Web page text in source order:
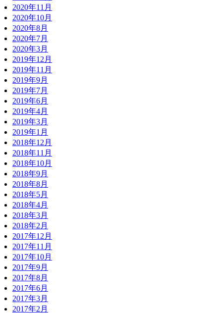
2020年11月
2020年10月
2020年8月
2020年7月
2020年3月
2019年12月
2019年11月
2019年9月
2019年7月
2019年6月
2019年4月
2019年3月
2019年1月
2018年12月
2018年11月
2018年10月
2018年9月
2018年8月
2018年5月
2018年4月
2018年3月
2018年2月
2017年12月
2017年11月
2017年10月
2017年9月
2017年8月
2017年6月
2017年3月
2017年2月